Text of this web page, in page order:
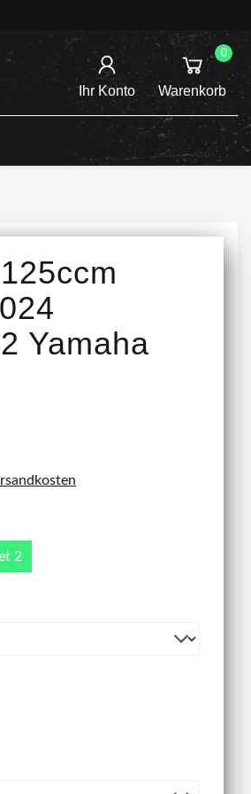
Ihr Konto
0
Warenkorb
Yamaha
2